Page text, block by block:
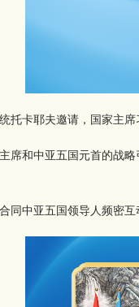
托卡耶夫邀请，国家主
席和中亚五国元首的战
同中亚五国领导人频密